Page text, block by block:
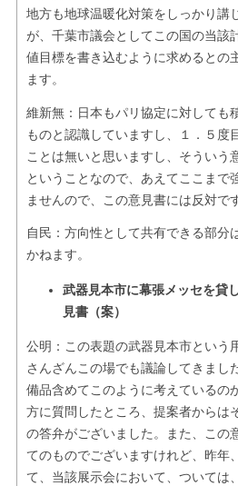
地方も地球温暖化対策をしっかり講
が、千葉市議会としてこの国の当該
値目標を書き込むように求めるとの
ます。
維新無：日本もパリ協定に対しても
ものと認識していますし、１．５度
ことは無いと思いますし、そういう
ということなので、あえてここまで
ませんので、この意見書には反対で
自民：方向性として共有できる部分
かねます。
武器見本市に幕張メッセを貸
見書（案）
公明：この表題の武器見本市という
さんざんこの場でも議論してきまし
備品含めてこのように考えているの
方に質問したところ、提案者からは
の答弁がございました。また、この
てのものでございますけれど、昨年
て、当該展示会において、ついては